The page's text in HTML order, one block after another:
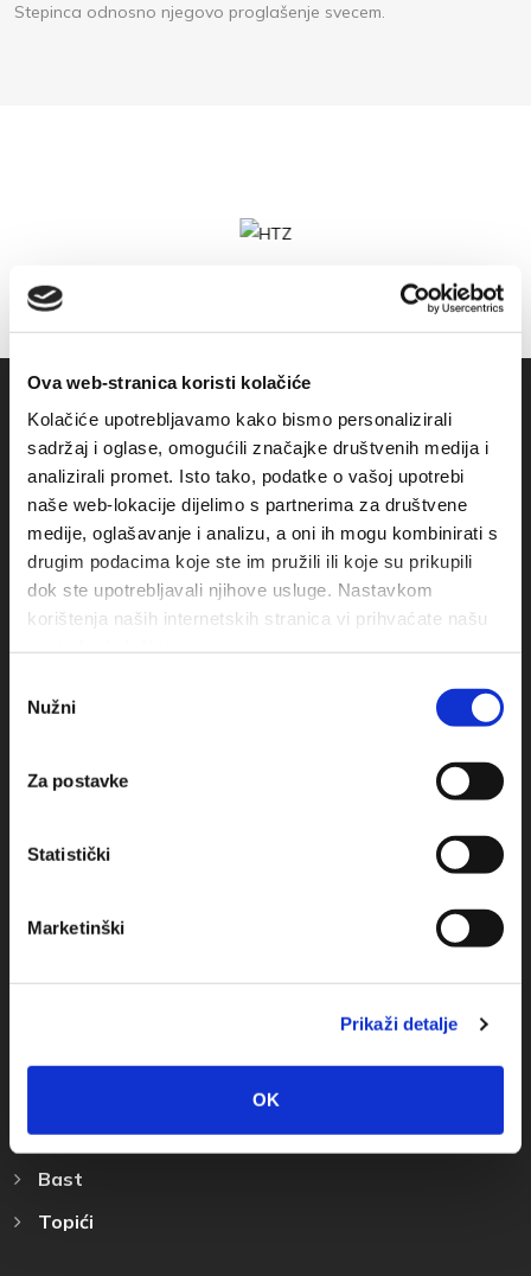
Ova web-stranica koristi kolačiće
Kolačiće upotrebljavamo kako bismo personalizirali
sadržaj i oglase, omogućili značajke društvenih medija i
analizirali promet. Isto tako, podatke o vašoj upotrebi
naše web-lokacije dijelimo s partnerima za društvene
medije, oglašavanje i analizu, a oni ih mogu kombinirati s
drugim podacima koje ste im pružili ili koje su prikupili
dok ste upotrebljavali njihove usluge. Nastavkom
korištenja naših internetskih stranica vi prihvaćate našu
pristanka
Nužni
Za postavke
Statistički
Marketinški
Prikaži detalje
OK
Stepinca odnosno njegovo proglašenje svecem.
Obala sv. Nikole 31, Baška Voda
+385(0)21 620713
+385(0)21 678754
Otkrijte Destinaciju
Krvavica
Bast
Topići